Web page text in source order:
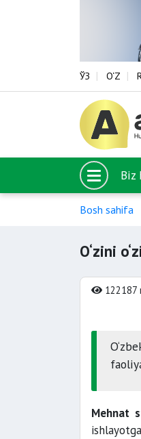
ЎЗ O‘Z
Biz
Bosh sahifa
O‘zini
122187
Mehnat